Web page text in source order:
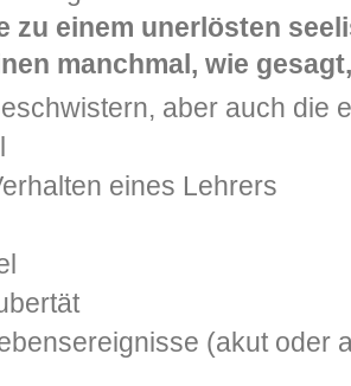
zu einem unerlösten
manchmal, wie
aber auch die
eines Lehrers
(akut oder